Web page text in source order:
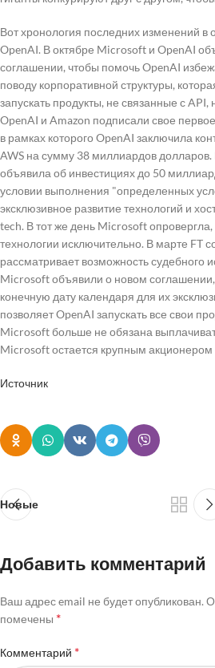
Вот хронология последних изменений
OpenAI. В октябре Microsoft и OpenAI
соглашении, чтобы помочь OpenAI
поводу корпоративной структуры,
запускать продукты, не связанные с API,
OpenAI и Amazon подписали свое
в рамках которого OpenAI заключила
AWS на сумму 38 миллиардов
объявила об инвестициях до 50
условии выполнения "определенных
эксклюзивное развитие технологий и
tech. В тот же день Microsoft опровергла,
технологии исключительно. В марте FT
рассматривает возможность судебного
Microsoft объявили о новом
конечную дату календаря для их
позволяет OpenAI запускать все свои
Microsoft больше не обязана
Microsoft остается крупным акционером
Источник
Новые
Добавить комментарий
Ваш адрес email не будет опубликован.
помечены *
Комментарий *